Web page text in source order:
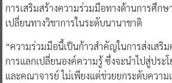
การเสริมสร้างความร่วมมือทางด้านการศึก
เปลี่ยนทางวิชาการในระดับนานาชาติ
“ความร่วมมือนี้เป็นก้าวสำคัญในการส่งเสริ
การแลกเปลี่ยนองค์ความรู้ ซึ่งจะนำไปสู่ประ
และคณาจารย์ ไม่เพียงแต่ช่วยยกระดับความ